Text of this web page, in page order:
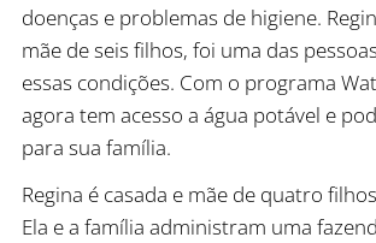
doenças e problemas de higiene.
mãe de seis filhos, foi uma das
essas condições. Com o programa
agora tem acesso a água potável e
para sua família.
Regina é casada e mãe de quatro
Ela e a família administram uma